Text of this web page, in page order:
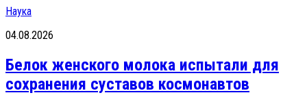
Наука
04.08.2026
Белок женского молока испытали для
сохранения суставов космонавтов